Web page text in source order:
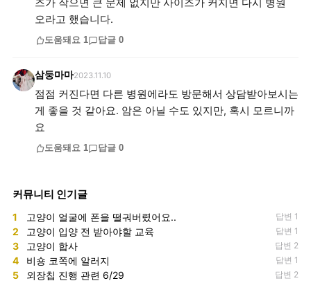
즈가 작으면 큰 문제 없지만 사이즈가 커지면 다시 병원
오라고 했습니다.
도움돼요 1 답글 0
삼둥마마2023.11.10
점점 커진다면 다른 병원에라도 방문해서 상담받아보시는
게 좋을 것 같아요. 암은 아닐 수도 있지만, 혹시 모르니까
요
도움돼요 1 답글 0
커뮤니티 인기글
1 고양이 얼굴에 폰을 떨궈버렸어요.. 답변 1
2 고양이 입양 전 받아야할 교육 답변 1
3 고양이 합사 답변 2
4 비숑 코쪽에 알러지 답변 1
5 외장칩 진행 관련 6/29 답변 2